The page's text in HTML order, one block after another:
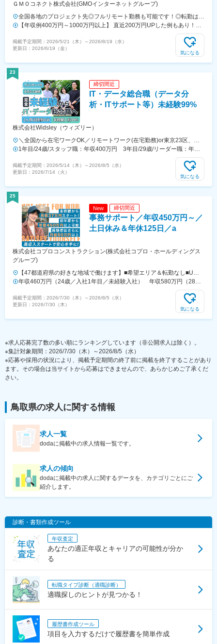
ト8階D
ＧＭＯコネクト株式会社(GMOインターネットグループ)
全国各地のプロジェクト先◎フルリモート勤務も可能です！◎転勤はご
ざいません！【本社】東京都渋谷区桜丘町26-1 セルリアンタワー
7F【大阪ブランチ】大阪府大阪市北区大深町3-1 グランフロント大阪タ
ワーB23階【札幌ブランチ】北海道札幌市中央区北2条西3丁目1 敷島ビ
ル5階【福岡ブランチ】福岡県福岡市中央区天神2丁目7番21号 天神プ
【年収例400万円～1000万円以上】 直近200万円UPした例もあり！
【月給30万円～75万円+決算賞与】 ※月30時間分のみなし時間外手当
（5.8万円～14.3万円）を含む（超過分は別途支給）※経験・能力を加味
し、当社規定により加給・優遇します ※前職給与（総収入）以上を保証
例：750万 ⇒ 800万（リーダー7年）580万 ⇒ 650万円（Java開発7
年）300万 ⇒ 480万円（サーバー設計構築4年）◆年収例800万円／12
年目（38歳）600万円／6年目（27歳）470万円／4年目（32歳）360万
円／1年目（23歳）
掲載予定期間： 2026/5/21（木） ～2026/8/19（水）
更新日： 2026/6/19（金）
気になる
23
締切間近
IT・データ総合職（データ分
析・ITサポート等）未経験99%
株式会社Widsley（ウィズリー）
＼全国から在宅ワークOK／リモートワーク(在宅勤務)or東京23区、大
阪のお客様先での勤務★転勤はありません★希望をもとに配属先を決定
します★リモートワーク率5割★フルリモートの場合は通勤不要※入社
後2ヶ月研修は東京にて実施、その後はスキルに応じてリモートワーク
可※研修終了後も東京本社での勤務が必要な場合あり■本社東京都渋谷
1年目/24歳/スタッフ職：年収400万円 3年目/29歳/リーダー職：年収
掲載予定期間： 2026/5/14（木） ～2026/8/5（水）
更新日： 2026/7/14（火）
気になる
25
New 締切間近
事務サポート／年収450万円～／
土日休み＆年休125日／a
株式会社コプロコンストラクション(株式会社コプロ・ホールディングス
グループ)
【47都道府県の好きな地域で働けます】■希望エリア＆転勤なし■U・I
ターン歓迎■直行直帰OK＆車通勤OK（配属先による）■出張のないワー
クスタイルも実現可能！【拠点所在地】■北海道…札幌支店■東北…仙
台支店（宮城・青森・岩手・秋田・山形・福島）■関東…大宮営業所
（埼玉・栃木・群馬・茨城）、東京支店（東京・千葉）、横浜営業所
根・鳥取・山口・香川・高知・愛媛・徳島）■九州・沖縄…福岡支店
（福岡・佐賀・長崎・熊本・大分・宮崎・鹿児島・沖縄）※全国の各エ
リアに支店を展開しています。
年収460万円（24歳／入社1年目／未経験入社） 年収580万円（28歳
掲載予定期間： 2026/7/30（木） ～2026/8/5（水）
更新日： 2026/7/30（木）
気になる
※求人応募完了数の多い順にランキングしています（非公開求人は除く）。
※集計対象期間：2026/7/30（木）～2026/8/5（水）
※応募や採用の状況により、掲載予定期間の終了前に掲載を終了することがあり
ます。その場合は当サイトから応募はできませんので、あらかじめご了承くだ
さい。
鳥取県の求人に関する情報
求人一覧
dodaに掲載中の求人情報一覧です。
求人の傾向
dodaに掲載中の求人に関するデータを、カテゴリごとにご
紹介します。
診断・書類作成ツール
年収査定
あなたの適正年収とキャリアの可能性が分か
る
転職タイプ診断（適職診断）
適職探しのヒントが見つかる！
履歴書作成ツール
項目を入力するだけで履歴書を簡単作成